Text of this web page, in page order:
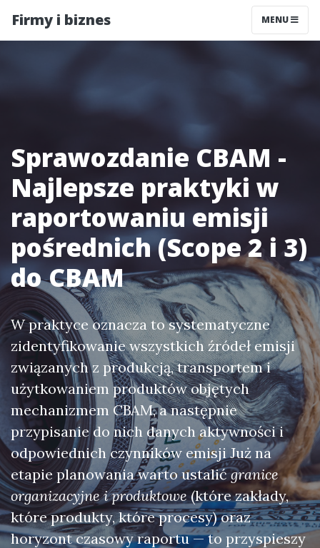
Firmy i biznes MENU
Sprawozdanie CBAM -
Najlepsze praktyki w
raportowaniu emisji
pośrednich (Scope 2 i 3)
do CBAM
W praktyce oznacza to systematyczne
zidentyfikowanie wszystkich źródeł emisji
związanych z produkcją, transportem i
użytkowaniem produktów objętych
mechanizmem CBAM, a następnie
przypisanie do nich danych aktywności i
odpowiednich czynników emisji Już na
etapie planowania warto ustalićgranice
organizacyjne i produktowe(które zakłady,
które produkty, które procesy) oraz
horyzont czasowy raportu — to przyspieszy